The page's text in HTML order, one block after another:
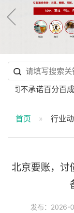
司不承诺百分百成功
首页 行业
北京要账，讨
发布：2026-